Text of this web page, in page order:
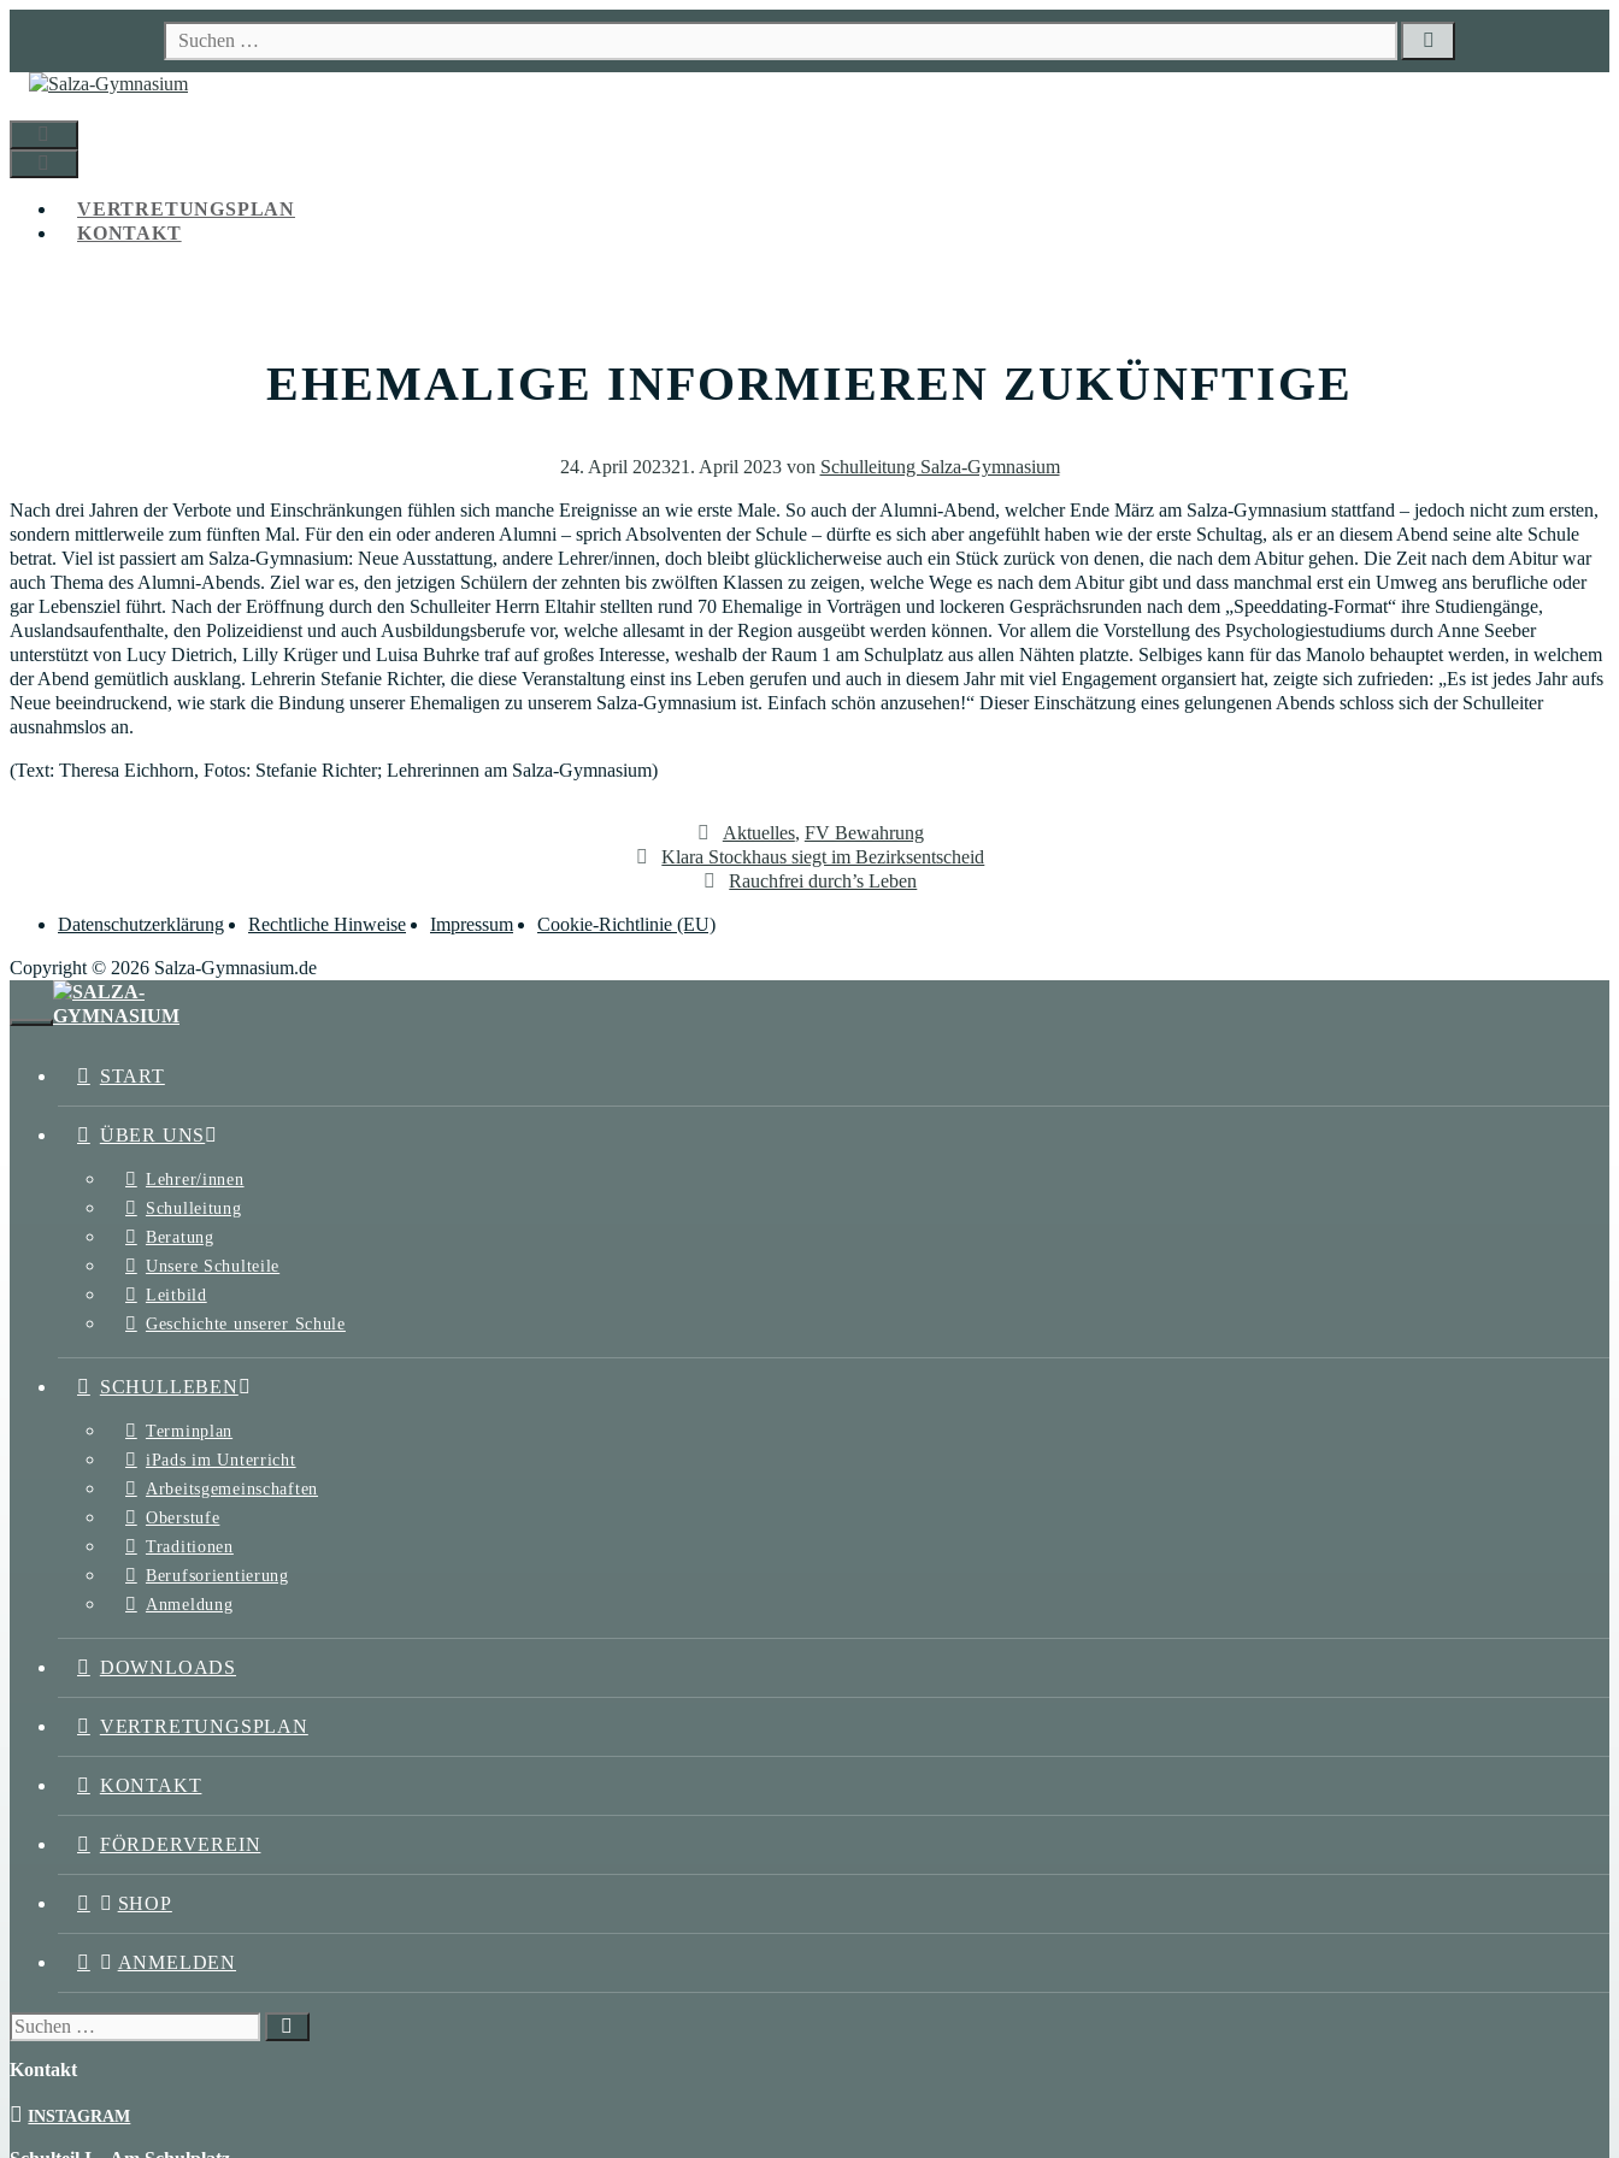
springen
Suchen
nach:
MENÜ
MENÜ
VERTRETUNGSPLAN
KONTAKT
EHEMALIGE INFORMIEREN ZUKÜNFTIGE
24. April 202321. April 2023 von Schulleitung Salza-Gymnasium
Nach drei Jahren der Verbote und Einschränkungen fühlen sich manche Ereignisse an wie erste Male. So auch der Alumni-Abend, welcher Ende März am Salza-Gymnasium stattfand – jedoch nicht zum ersten,
sondern mittlerweile zum fünften Mal. Für den ein oder anderen Alumni – sprich Absolventen der Schule – dürfte es sich aber angefühlt haben wie der erste Schultag, als er an diesem Abend seine alte Schule
betrat. Viel ist passiert am Salza-Gymnasium: Neue Ausstattung, andere Lehrer/innen, doch bleibt glücklicherweise auch ein Stück zurück von denen, die nach dem Abitur gehen. Die Zeit nach dem Abitur war
auch Thema des Alumni-Abends. Ziel war es, den jetzigen Schülern der zehnten bis zwölften Klassen zu zeigen, welche Wege es nach dem Abitur gibt und dass manchmal erst ein Umweg ans berufliche oder
gar Lebensziel führt. Nach der Eröffnung durch den Schulleiter Herrn Eltahir stellten rund 70 Ehemalige in Vorträgen und lockeren Gesprächsrunden nach dem „Speeddating-Format“ ihre Studiengänge,
Auslandsaufenthalte, den Polizeidienst und auch Ausbildungsberufe vor, welche allesamt in der Region ausgeübt werden können. Vor allem die Vorstellung des Psychologiestudiums durch Anne Seeber
unterstützt von Lucy Dietrich, Lilly Krüger und Luisa Buhrke traf auf großes Interesse, weshalb der Raum 1 am Schulplatz aus allen Nähten platzte. Selbiges kann für das Manolo behauptet werden, in welchem
der Abend gemütlich ausklang. Lehrerin Stefanie Richter, die diese Veranstaltung einst ins Leben gerufen und auch in diesem Jahr mit viel Engagement organsiert hat, zeigte sich zufrieden: „Es ist jedes Jahr aufs
Neue beeindruckend, wie stark die Bindung unserer Ehemaligen zu unserem Salza-Gymnasium ist. Einfach schön anzusehen!“ Dieser Einschätzung eines gelungenen Abends schloss sich der Schulleiter
ausnahmslos an.
(Text: Theresa Eichhorn, Fotos: Stefanie Richter; Lehrerinnen am Salza-Gymnasium)
Kategorien
Aktuelles, FV Bewahrung
Klara Stockhaus siegt im Bezirksentscheid
Rauchfrei durch’s Leben
Datenschutzerklärung Rechtliche Hinweise Impressum Cookie-Richtlinie (EU)
Copyright © 2026 Salza-Gymnasium.de
SCHLIESSEN
START
ÜBER UNS
Lehrer/innen
Schulleitung
Beratung
Unsere Schulteile
Leitbild
Geschichte unserer Schule
SCHULLEBEN
Terminplan
iPads im Unterricht
Arbeitsgemeinschaften
Oberstufe
Traditionen
Berufsorientierung
Anmeldung
DOWNLOADS
VERTRETUNGSPLAN
KONTAKT
FÖRDERVEREIN
SHOP
ANMELDEN
Suchen
nach:
Kontakt
INSTAGRAM